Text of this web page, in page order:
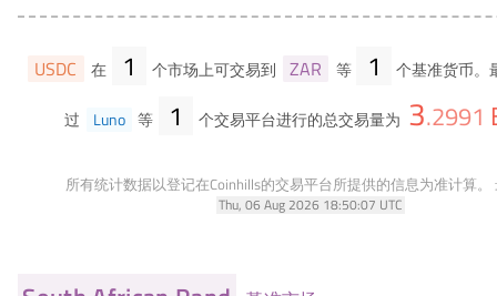
USDC 在 1 个市场上可交易到 ZAR 等 1 个基准货币。
过 Luno 等 1 个交易平台进行的总交易量为 3.2991
所有统计数据以登记在Coinhills的交易平台所提供的信息为准计算。
Thu, 06 Aug 2026 18:50:07 UTC